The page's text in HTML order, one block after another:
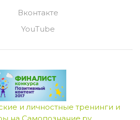
Вконтакте
YouTube